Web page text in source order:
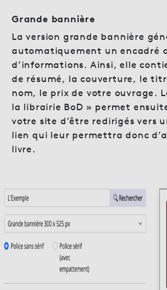
Grande bannière
La version grande bannière
automatiquement un encadré
d’informations. Ainsi, elle
de résumé, la couverture, le
nom, le prix de votre ouvrage.
la librairie BoD » permet
votre site d’être redirigés vers
lien qui leur permettra donc
livre.